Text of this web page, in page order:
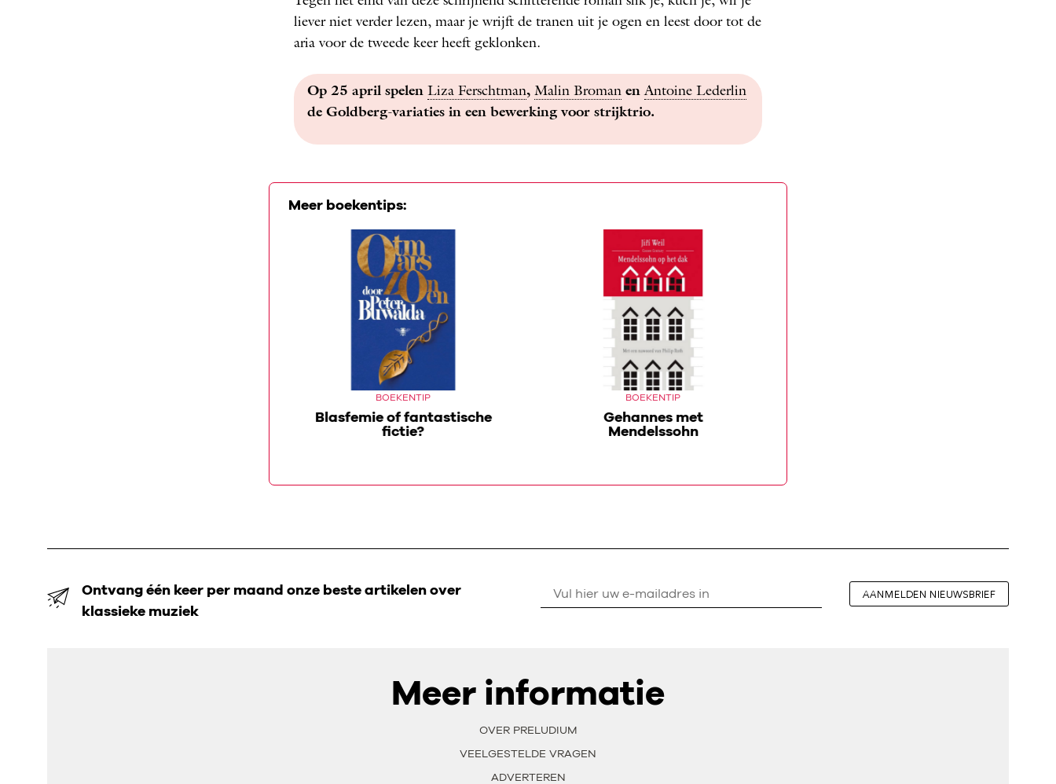
liever niet verder lezen, maar je wrijft de tranen uit je ogen en leest door tot de
aria voor de tweede keer heeft geklonken.
Op 25 april spelen Liza Ferschtman, Malin Broman enAntoine Lederlin
de Goldberg-variaties in een bewerking voor strijktrio.
Meer boekentips:
BOEKENTIP
Blasfemie of fantastische
fictie?
BOEKENTIP
Gehannes met
Mendelssohn
Ontvang één keer per maand onze beste artikelen over
klassieke muziek
AANMELDEN NIEUWSBRIEF
Meer informatie
OVER PRELUDIUM
VEELGESTELDE VRAGEN
ADVERTEREN